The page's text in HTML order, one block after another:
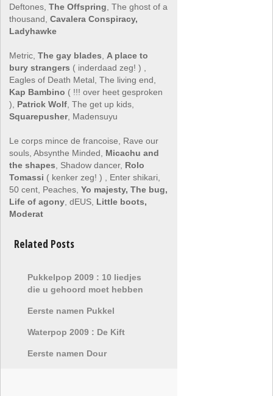
Deftones,The Offspring , The ghost of a
thousand, Cavalera Conspiracy,
Ladyhawke
Metric,The gay blades
A place to
bury strangers ( inderdaad zeg! ) ,
Eagles of Death Metal, The living end,
Kap Bambino ( !!! over heet gesproken
),
Patrick Wolf , The get up kids,
Squarepusher, Madensuyu
Le corps mince de francoise, Rave our
souls, Absynthe Minded, Micachu and
the shapes , Shadow dancer, Rolo
Tomassi ( kenker zeg! ) , Enter shikari,
50 cent, Peaches,Yo majesty, The bug,
Life of agony , dEUS, Little boots,
Moderat
Related Posts
Pukkelpop 2009 : 10 liedjes
die u gehoord moet hebben
Eerste namen Pukkel
Waterpop 2009 : De Kift
Eerste namen Dour